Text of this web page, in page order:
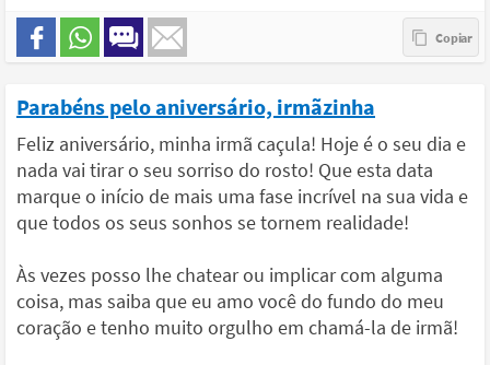
Parabéns pelo aniversário, irmãzinha
Feliz aniversário, minha irmã caçula! Hoje é o seu dia e
nada vai tirar o seu sorriso do rosto! Que esta data
marque o início de mais uma fase incrível na sua vida e
que todos os seus sonhos se tornem realidade!
Às vezes posso lhe chatear ou implicar com alguma
coisa, mas saiba que eu amo você do fundo do meu
coração e tenho muito orgulho em chamá-la de irmã!